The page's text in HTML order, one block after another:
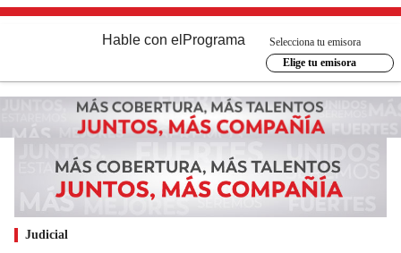
Hable con el Programa
Selecciona tu emisora
Elige tu emisora
Judicial